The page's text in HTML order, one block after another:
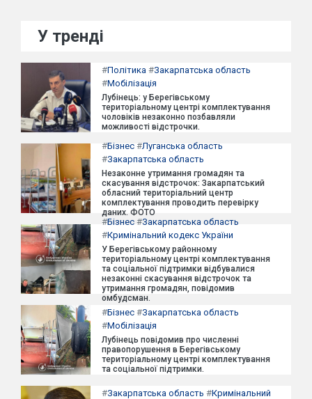
У тренді
#Політика #Закарпатська область
#Мобілізація
Лубінець: у Берегівському
територіальному центрі комплектування
чоловіків незаконно позбавляли
можливості відстрочки.
#Бізнес #Луганська область
#Закарпатська область
Незаконне утримання громадян та
скасування відстрочок: Закарпатський
обласний територіальний центр
комплектування проводить перевірку
даних. ФОТО
#Бізнес #Закарпатська область
#Кримінальний кодекс України
У Берегівському районному
територіальному центрі комплектування
та соціальної підтримки відбувалися
незаконні скасування відстрочок та
утримання громадян, повідомив
омбудсман.
#Бізнес #Закарпатська область
#Мобілізація
Лубінець повідомив про численні
правопорушення в Берегівському
територіальному центрі комплектування
та соціальної підтримки.
#Закарпатська область #Кримінальний